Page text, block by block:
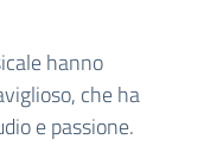
hanno
che ha
e passione.